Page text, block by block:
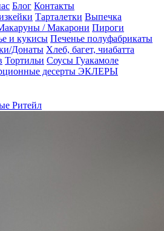
Блог Контакты
Тарталетки Выпечка
/ Макарони Пироги
и кукисы Печенье полуфабрикаты
Донаты Хлеб, багет, чиабатта
Тортильи Соусы Гуакамоле
десерты ЭКЛЕРЫ
Ритейл